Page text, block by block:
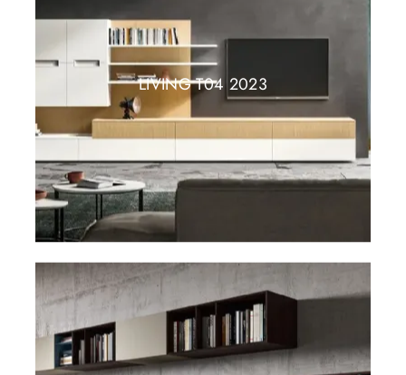
LIVING T04 2023